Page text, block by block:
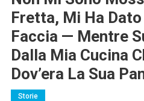
Fretta, Mi Ha
Faccia — Mentre
Dalla Mia Cucina
Dov’era La Sua
Storie